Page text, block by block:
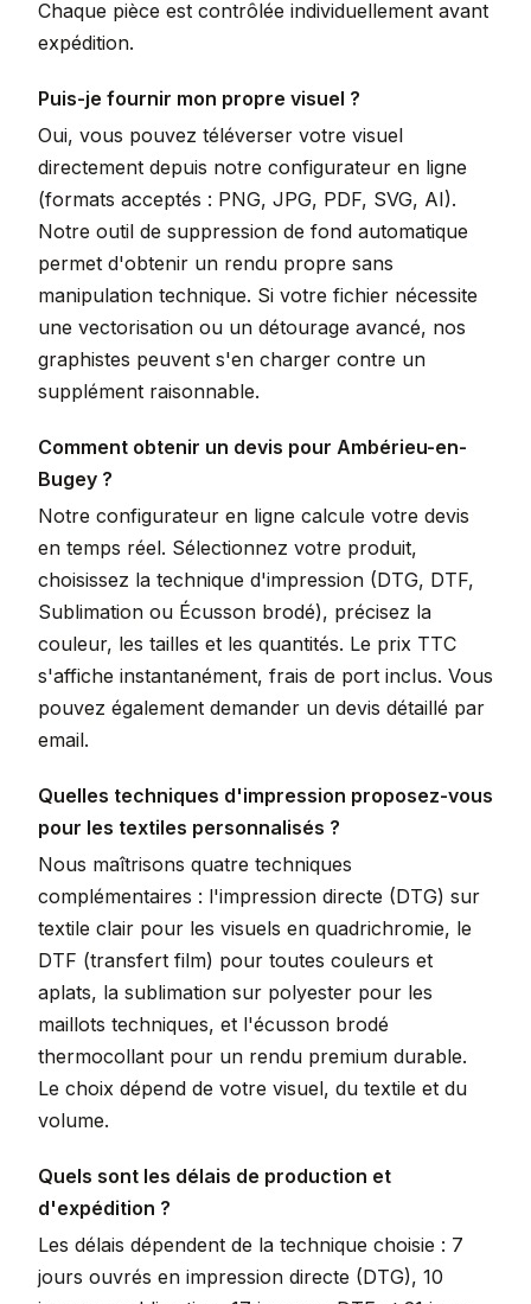
Chaque pièce est contrôlée individuellement avant
expédition.
Puis-je fournir mon propre visuel ?
Oui, vous pouvez téléverser votre visuel
directement depuis notre configurateur en ligne
(formats acceptés : PNG, JPG, PDF, SVG, AI).
Notre outil de suppression de fond automatique
permet d'obtenir un rendu propre sans
manipulation technique. Si votre fichier nécessite
une vectorisation ou un détourage avancé, nos
graphistes peuvent s'en charger contre un
supplément raisonnable.
Comment obtenir un devis pour Ambérieu-en-
Bugey ?
Notre configurateur en ligne calcule votre devis
en temps réel. Sélectionnez votre produit,
choisissez la technique d'impression (DTG, DTF,
Sublimation ou Écusson brodé), précisez la
couleur, les tailles et les quantités. Le prix TTC
s'affiche instantanément, frais de port inclus. Vous
pouvez également demander un devis détaillé par
email.
Quelles techniques d'impression proposez-vous
pour les textiles personnalisés ?
Nous maîtrisons quatre techniques
complémentaires : l'impression directe (DTG) sur
textile clair pour les visuels en quadrichromie, le
DTF (transfert film) pour toutes couleurs et
aplats, la sublimation sur polyester pour les
maillots techniques, et l'écusson brodé
thermocollant pour un rendu premium durable.
Le choix dépend de votre visuel, du textile et du
volume.
Quels sont les délais de production et
d'expédition ?
Les délais dépendent de la technique choisie : 7
jours ouvrés en impression directe (DTG), 10